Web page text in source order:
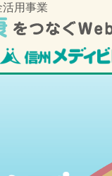
用事業